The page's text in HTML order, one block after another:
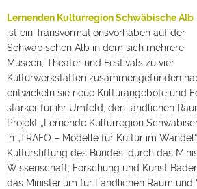
Lernenden Kulturregion Schwäbische Alb
ist ein Transvormationsvorhaben auf der
Schwäbischen Alb in dem sich mehrere
Museen, Theater und Festivals zu vier
Kulturwerkstätten zusammengefunden
entwickeln sie neue Kulturangebote und
stärker für ihr Umfeld, den ländlichen
Projekt „Lernende Kulturregion
in „TRAFO – Modelle für Kultur im
Kulturstiftung des Bundes, durch das
Wissenschaft, Forschung und Kunst
das Ministerium für Ländlichen Raum und